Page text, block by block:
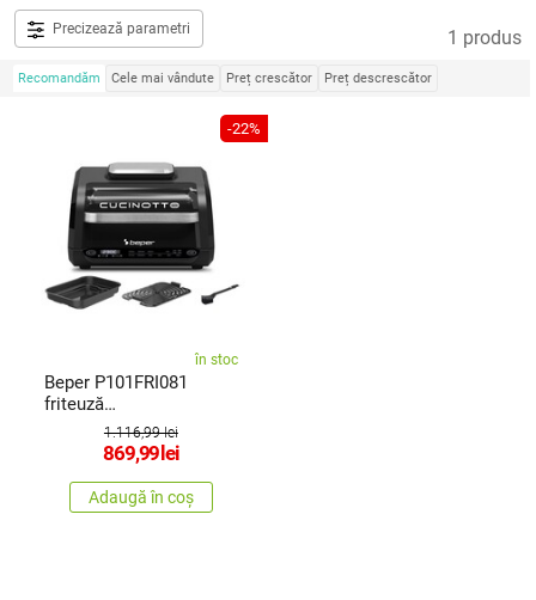
Precizează parametri 1 produs
Recomandăm Cele mai vândute Preț crescător Preț descrescător
-22%
în stoc
Beper P101FRI081
friteuză
multifuncțională cu
aercald Cucinotto Pro
1.116,99 lei
869,99 lei
Adaugă în coș